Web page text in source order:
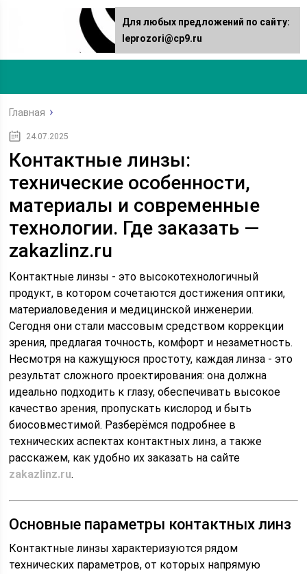
Главная
24.07.2025
Контактные линзы:
технические особенности,
материалы и современные
технологии. Где заказать —
zakazlinz.ru
Контактные линзы - это высокотехнологичный
продукт, в котором сочетаются достижения оптики,
материаловедения и медицинской инженерии.
Сегодня они стали массовым средством коррекции
зрения, предлагая точность, комфорт и незаметность.
Несмотря на кажущуюся простоту, каждая линза - это
результат сложного проектирования: она должна
идеально подходить к глазу, обеспечивать высокое
качество зрения, пропускать кислород и быть
биосовместимой. Разберёмся подробнее в
технических аспектах контактных линз, а также
расскажем, как удобно их заказать на сайте
zakazlinz.ru.
Основные параметры контактных линз
Контактные линзы характеризуются рядом
технических параметров, от которых напрямую
Для любых предложений по сайту:
leprozori@cp9.ru